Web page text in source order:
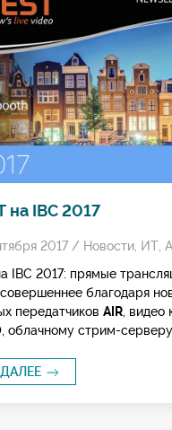
на IBC 2017
2017 / Новости ИТ
IBC 2017: прямые
благодаря
передатчиков AIR ,
, облачному стрим-